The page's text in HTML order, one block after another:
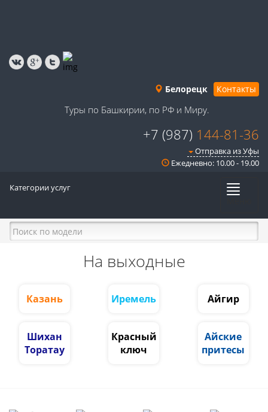
Белорецк Контакты
Туры по Башкирии, по РФ и Миру.
+7 (987) 144-81-36
Отправка из Уфы
Ежедневно: 10.00 - 19.00
Категории услуг
На выходные
Казань Иремель Айгир
Шихан
Торатау
Красный
ключ
Айские
притесы